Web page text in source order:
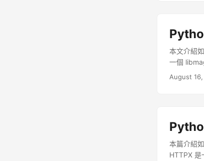
本文介紹
一個
型，在
August
本篇介紹
HTTPX